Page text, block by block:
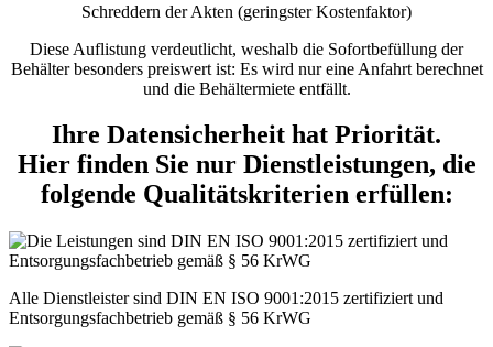
Schreddern der Akten (geringster Kostenfaktor)
Diese Auflistung verdeutlicht, weshalb die Sofortbefüllung der
Behälter besonders preiswert ist: Es wird nur eine Anfahrt berechnet
und die Behältermiete entfällt.
Ihre Datensicherheit hat Priorität.
Hier finden Sie nur Dienstleistungen, die
folgende Qualitätskriterien erfüllen:
Alle Dienstleister sind DIN EN ISO 9001:2015 zertifiziert und
Entsorgungsfachbetrieb gemäß § 56 KrWG